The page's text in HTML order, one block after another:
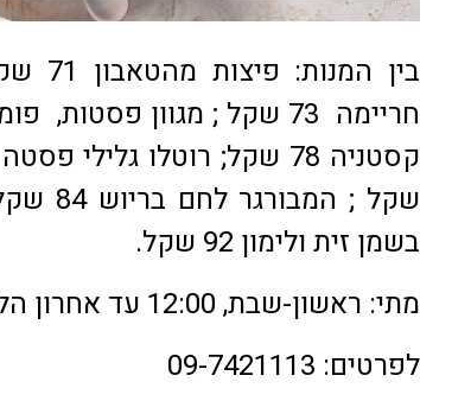
שקל ;
בשמן זית ולימון 92 שקל.
מתי: ראשון-שבת, 12:00 עד אחרון הלקוחות
לפרטים: 09-7421113